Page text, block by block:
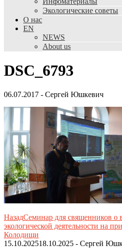
Экологические советы
О нас
EN
NEWS
About us
DSC_6793
06.07.2017 - Сергей Юшкевич
НазадСеминар для священников о
экологической деятельности на
Колодищи
15.10.202518.10.2025 - Сергей